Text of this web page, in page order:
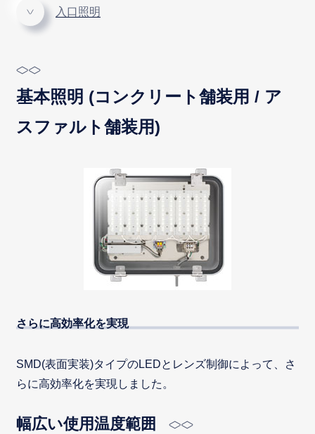
入口照明
基本照明 (コンクリート舗装用 / ア
スファルト舗装用)
さらに高効率化を実現
SMD(表面実装)タイプのLEDとレンズ制御によって、さ
らに高効率化を実現しました。
幅広い使用温度範囲